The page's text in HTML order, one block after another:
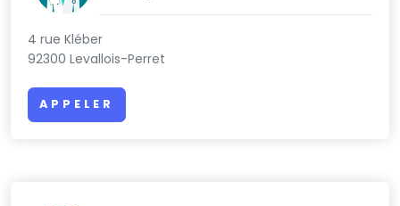
4 rue Kléber
92300 Levallois-Perret
APPELER